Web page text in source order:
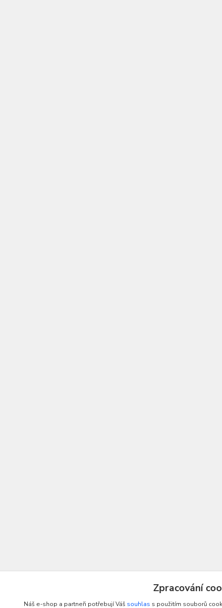
Zpracování
Náš e-shop a partneři potřebují Váš souhlas s použitím souborů